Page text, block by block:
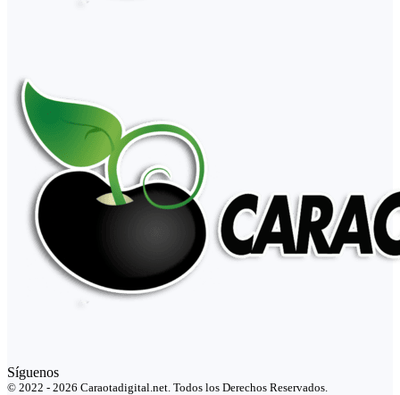
Síguenos
© 2022 - 2026 Caraotadigital.net. Todos los Derechos Reservados.